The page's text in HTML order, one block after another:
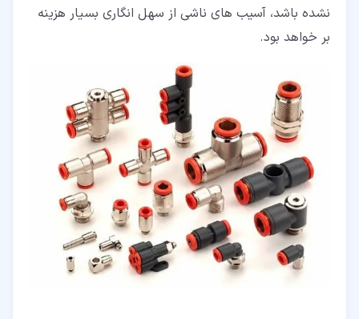
نشده باشد، آسیب های ناشی از سهل انگاری بسیار هزینه
بر خواهد بود.